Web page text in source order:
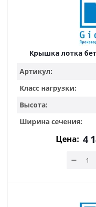
Крышка лотка
Артикул:
Класс нагрузки:
Высота:
Ширина сечения:
Цена: 4